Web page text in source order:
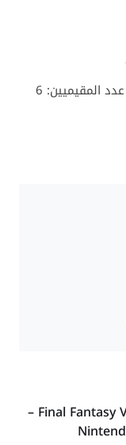
6
Final Fantasy VII Remake: Intergrade –